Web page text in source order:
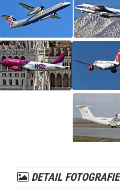
DETAIL FOTOGRAFIE